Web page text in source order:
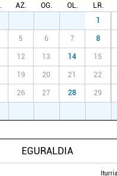
AZ. OG. OL. LR.
1
5 6 7 8
12 13 14 15
19 20 21 22
26 27 28 29
EGURALDIA